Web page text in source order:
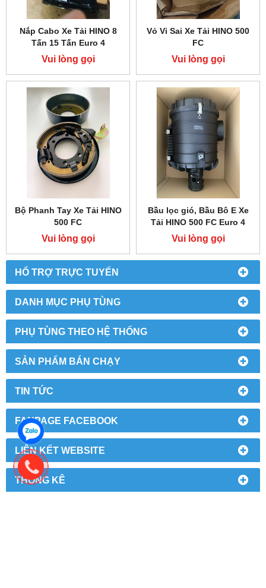
HỔ TRỢ TRỰC TUYẾN
DANH MỤC PHỤ TÙNG
PHỤ TÙNG THEO HỆ THỐNG
SẢN PHẨM BÁN CHẠY
TIN TỨC
FANPAGE FACEBOOK
LIÊN KẾT WEBSITE
THỐNG KÊ
Nắp Cabo Xe Tải HINO 8
Tấn 15 Tấn Euro 4
Vui lòng gọi
Vỏ Vi Sai Xe Tải HINO 500
FC
Vui lòng gọi
Bộ Phanh Tay Xe Tải HINO
500 FC
Vui lòng gọi
Bầu lọc gió, Bầu Bô E Xe
Tải HINO 500 FC Euro 4
Vui lòng gọi